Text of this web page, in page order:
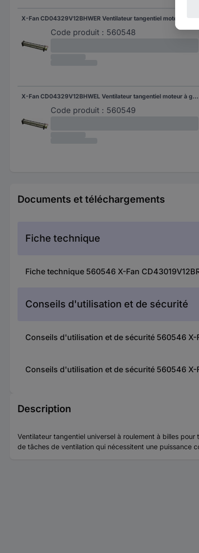
Code produit : 560548
X-Fan CD04329V12BHWEL Ventilateur tangentiel moteur à gauche 12 V/DC
Code produit : 560549
Documents et téléchargements
Fiche technique
Fiche technique 560546 X-Fan
Conseils d'utilisation et de sécurité
Conseils d'utilisation et de sécurité 560546 X-
Conseils d'utilisation et de sécurité 560546 X-
Description
Ventilateur tangentiel universel à roulement à billes
de tâches de ventilation qui nécessitent une puissance